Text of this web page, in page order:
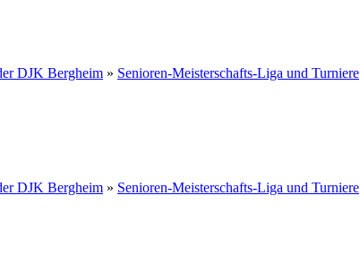
DJK Bergheim » Senioren-Meisterschafts-Liga und Turniere
DJK Bergheim » Senioren-Meisterschafts-Liga und Turniere